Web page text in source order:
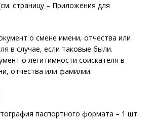
страницу – Приложения для
о смене имени, отчества или
в случае, если таковые были.
о легитимности соискателя в
отчества или фамилии.
паспортного формата – 1 шт.